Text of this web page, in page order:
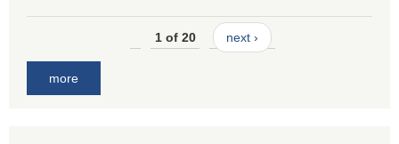
1 of 20 next ›
more